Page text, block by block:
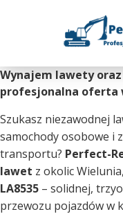
Wynajem lawety
profesjonalna oferta
Szukasz niezawodnej
samochody osobowe i
transportu? Perfect-
lawet z okolic
LA8535 – solidnej,
przewozu pojazdów w